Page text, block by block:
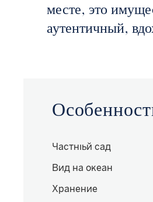
месте, это
аутентичный,
Частный сад
Вид на океан
Хранение